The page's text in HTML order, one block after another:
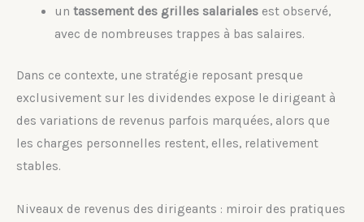
un tassement des grilles salarialesest observé,
avec de nombreuses trappes à bas salaires.
Dans ce contexte, une stratégie reposant presque
exclusivement sur les dividendes expose le dirigeant à
des variations de revenus parfois marquées, alors que
les charges personnelles restent, elles, relativement
stables.
Niveaux de revenus des dirigeants : miroir des pratiques